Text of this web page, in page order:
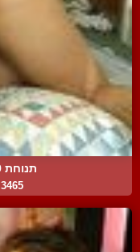
תנוחת 69 עם מקלחת זהב תו...
3465 צפיות